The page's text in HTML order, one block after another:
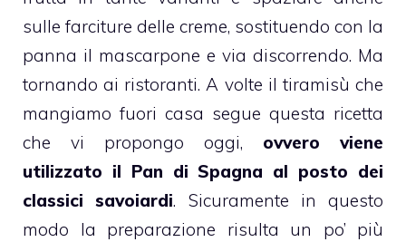
sulle farciture delle creme, sostituendo con la
panna il mascarpone e via discorrendo. Ma
tornando ai ristoranti. A volte il tiramisù che
mangiamo fuori casa segue questa ricetta
che vi propongo oggi, ovvero viene
utilizzato il Pan di Spagna al posto dei
classici savoiardi. Sicuramente in questo
modo la preparazione risulta un po’ più